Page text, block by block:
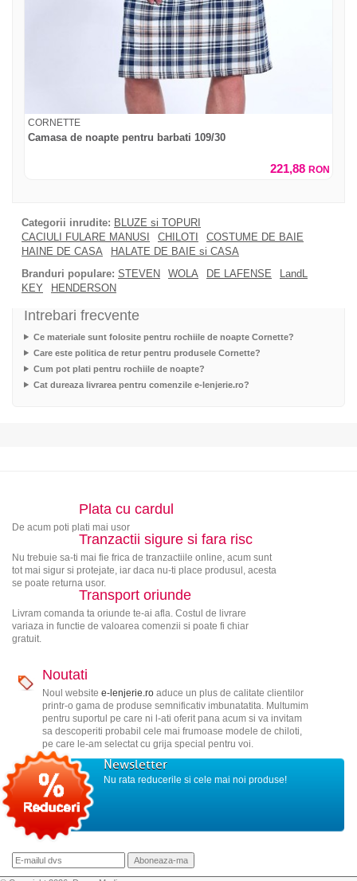
CORNETTE
Camasa de noapte pentru barbati 109/30
221,88 RON
Categorii inrudite: BLUZE si TOPURI
CACIULI FULARE MANUSI
CHILOTI
COSTUME DE BAIE
HAINE DE CASA
HALATE DE BAIE si CASA
Branduri populare: STEVEN WOLA DE LAFENSE
LandL
KEY
HENDERSON
Intrebari frecvente
Ce materiale sunt folosite pentru rochiile de noapte Cornette?
Care este politica de retur pentru produsele Cornette?
Cum pot plati pentru rochiile de noapte?
Cat dureaza livrarea pentru comenzile e-lenjerie.ro?
Plata cu cardul
De acum poti plati mai usor
Tranzactii sigure si fara risc
Nu trebuie sa-ti mai fie frica de tranzactiile online, acum sunt
tot mai sigur si protejate, iar daca nu-ti place produsul, acesta
se poate returna usor.
Transport oriunde
Livram comanda ta oriunde te-ai afla. Costul de livrare
variaza in functie de valoarea comenzii si poate fi chiar
gratuit.
Noutati
Noul website e-lenjerie.roaduce un plus de calitate clientilor
printr-o gama de produse semnificativ imbunatatita. Multumim
pentru suportul pe care ni l-ati oferit pana acum si va invitam
sa descoperiti probabil cele mai frumoase modele de chiloti,
pe care le-am selectat cu grija special pentru voi.
Newsletter
Nu rata reducerile si cele mai noi produse!